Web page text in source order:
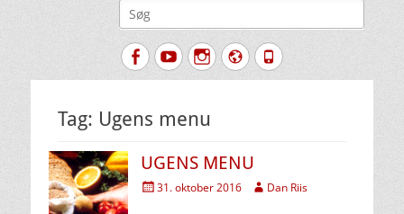
FacebookYouTubeInstagram
Website
Tlf.
Tag: Ugens menu
UGENS MENU
Udgivet
31. oktober 2016 Forfatter
Dan Riis